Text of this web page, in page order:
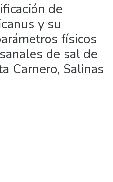
de
y su
físicos
de sal de
Carnero, Salinas